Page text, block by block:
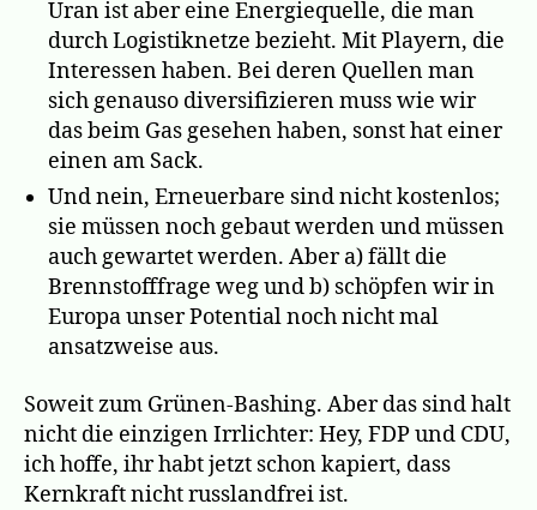
Uran ist aber eine Energiequelle, die man
durch Logistiknetze bezieht. Mit Playern, die
Interessen haben. Bei deren Quellen man
sich genauso diversifizieren muss wie wir
das beim Gas gesehen haben, sonst hat einer
einen am Sack.
Und nein, Erneuerbare sind nicht kostenlos;
sie müssen noch gebaut werden und müssen
auch gewartet werden. Aber a) fällt die
Brennstofffrage weg und b) schöpfen wir in
Europa unser Potential noch nicht mal
ansatzweise aus.
Soweit zum Grünen-Bashing. Aber das sind halt
nicht die einzigen Irrlichter: Hey, FDP und CDU,
ich hoffe, ihr habt jetzt schon kapiert, dass
Kernkraft nicht russlandfrei ist.